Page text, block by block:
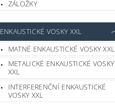
ZÁLOŽKY
ENKAUSTICKÉ VOSKY XXL
MATNÉ ENKAUSTICKÉ VOSKY XXL
METALICKÉ ENKAUSTICKÉ VOSKY
XXL
INTERFERENČNÍ ENKAUSTICKÉ
VOSKY XXL